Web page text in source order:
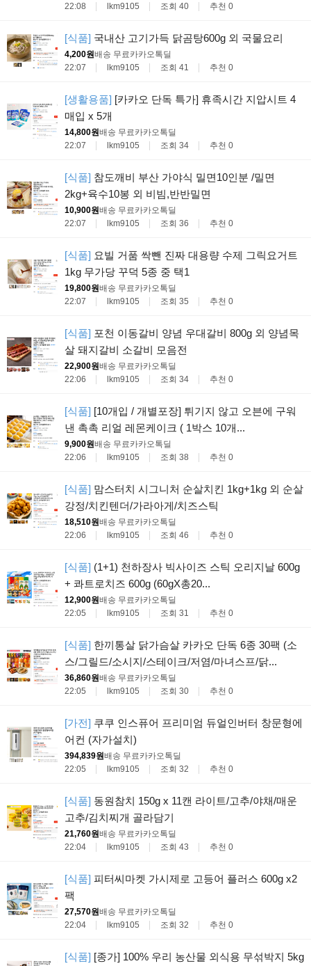
22:08
lkm9105 조회 40 추천 0
[식품] 국내산 고기가득 닭곰탕600g 외 국물요리
4,200원배송 무료카카오톡딜
22:07
lkm9105 조회 41 추천 0
[생활용품] [카카오 단독 특가] 휴족시간 지압시트 4
매입 x 5개
14,800원배송 무료카카오톡딜
22:07
lkm9105 조회 34 추천 0
[식품] 참도깨비 부산 가야식 밀면10인분 /밀면
2kg+육수10봉 외 비빔,반반밀면
10,900원배송 무료카카오톡딜
22:07
lkm9105 조회 36 추천 0
[식품] 요빌 거품 싹뺀 진짜 대용량 수제 그릭요거트
1kg 무가당 꾸덕 5종 중 택1
19,800원배송 무료카카오톡딜
22:07
lkm9105 조회 35 추천 0
[식품] 포천 이동갈비 양념 우대갈비 800g 외 양념목
살 돼지갈비 소갈비 모음전
22,900원배송 무료카카오톡딜
22:06
lkm9105 조회 34 추천 0
[식품] [10개입 / 개별포장] 튀기지 않고 오븐에 구워
낸 촉촉 리얼 레몬케이크 ( 1박스 10개...
9,900원배송 무료카카오톡딜
22:06
lkm9105 조회 38 추천 0
[식품] 맘스터치 시그니처 순살치킨 1kg+1kg 외 순살
강정/치킨텐더/가라아게/치즈스틱
18,510원배송 무료카카오톡딜
22:06
lkm9105 조회 46 추천 0
[식품] (1+1) 천하장사 빅사이즈 스틱 오리지날 600g
+ 콰트로치즈 600g (60gX총20...
12,900원배송 무료카카오톡딜
22:05
lkm9105 조회 31 추천 0
[식품] 한끼통살 닭가슴살 카카오 단독 6종 30팩 (소
스/그릴드/소시지/스테이크/저염/마녀스프/닭...
36,860원배송 무료카카오톡딜
22:05
lkm9105 조회 30 추천 0
[가전] 쿠쿠 인스퓨어 프리미엄 듀얼인버터 창문형에
어컨 (자가설치)
394,839원배송 무료카카오톡딜
22:05
lkm9105 조회 32 추천 0
[식품] 동원참치 150g x 11캔 라이트/고추/야채/매운
고추/김치찌개 골라담기
21,760원배송 무료카카오톡딜
22:04
lkm9105 조회 43 추천 0
[식품] 피터씨마켓 가시제로 고등어 플러스 600g x2
팩
27,570원배송 무료카카오톡딜
22:04
lkm9105 조회 32 추천 0
[식품] [종가] 100% 우리 농산물 외식용 무섞박지 5kg